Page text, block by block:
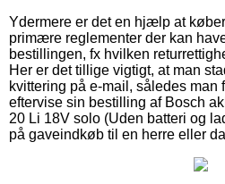
Ydermere er det en hjælp at
primære reglementer der kan
bestillingen, fx hvilken
Her er det tillige vigtigt, at man
kvittering på e-mail, således man
eftervise sin bestilling af Bosch
20 Li 18V solo (Uden batteri og
på gaveindkøb til en herre eller